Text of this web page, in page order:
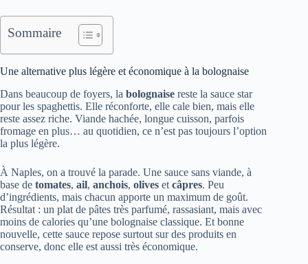
Sommaire
Une alternative plus légère et économique à la bolognaise
Dans beaucoup de foyers, la bolognaise reste la sauce star
pour les spaghettis. Elle réconforte, elle cale bien, mais elle
reste assez riche. Viande hachée, longue cuisson, parfois
fromage en plus… au quotidien, ce n’est pas toujours l’option
la plus légère.
À Naples, on a trouvé la parade. Une sauce sans viande, à
base de tomates, ail, anchois, olives et câpres. Peu
d’ingrédients, mais chacun apporte un maximum de goût.
Résultat : un plat de pâtes très parfumé, rassasiant, mais avec
moins de calories qu’une bolognaise classique. Et bonne
nouvelle, cette sauce repose surtout sur des produits en
conserve, donc elle est aussi très économique.